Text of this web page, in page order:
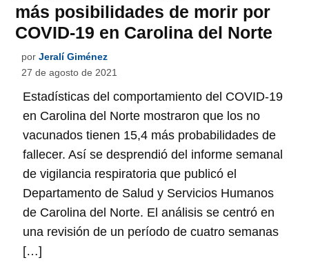
más posibilidades de morir por
COVID-19 en Carolina del Norte
por Jeralí Giménez
27 de agosto de 2021
Estadísticas del comportamiento del COVID-19
en Carolina del Norte mostraron que los no
vacunados tienen 15,4 más probabilidades de
fallecer. Así se desprendió del informe semanal
de vigilancia respiratoria que publicó el
Departamento de Salud y Servicios Humanos
de Carolina del Norte. El análisis se centró en
una revisión de un período de cuatro semanas
[…]